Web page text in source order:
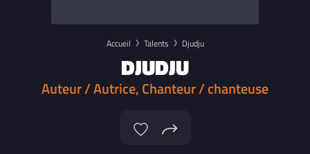
Accueil Talents Djudju
DJUDJU
Auteur / Autrice, Chanteur / chanteuse